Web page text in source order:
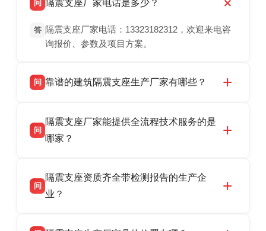
问 隔震支座厂家电话是多少？
答 隔震支座厂家电话：13323182312，欢迎来电咨
询报价、参数及项目方案。
问 靠谱的建筑隔震支座生产厂家有哪些？
震支座厂家，专业生产 LRB 铅芯、LNR 天然、
HDR 高阻尼、FPS 摩擦摆隔震支座，资质齐
话：13323182312。
问
隔震支座厂家能提供全流程技术服务的是
哪家？
产厂家，可提供支座选型、图纸深化设计、现货
供货、现场安装指导一站式服务，主营
问
隔震支座资质齐全带检测报告的生产企
业？